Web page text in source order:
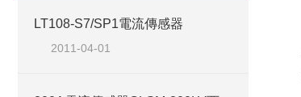
LT108-S7/SP1電流傳感器
2011-04-01